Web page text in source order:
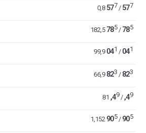
0,8 577 / 577
182,5 785/ 785
99,9 041 / 041
66,9 823 / 823
81 ,49/ ,49
1,152 905/ 905